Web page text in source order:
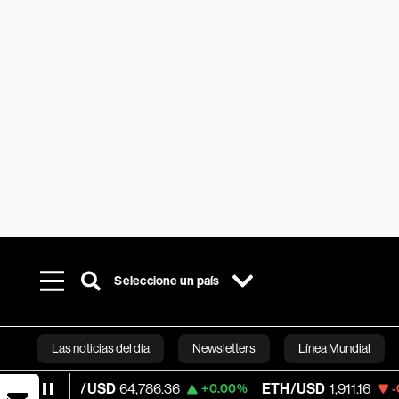
Seleccione un país
Las noticias del día Newsletters Línea Mundial
Bloomberg
64,786.36 +0.00% ETH/USD 1,911.16 -0.24% Visa